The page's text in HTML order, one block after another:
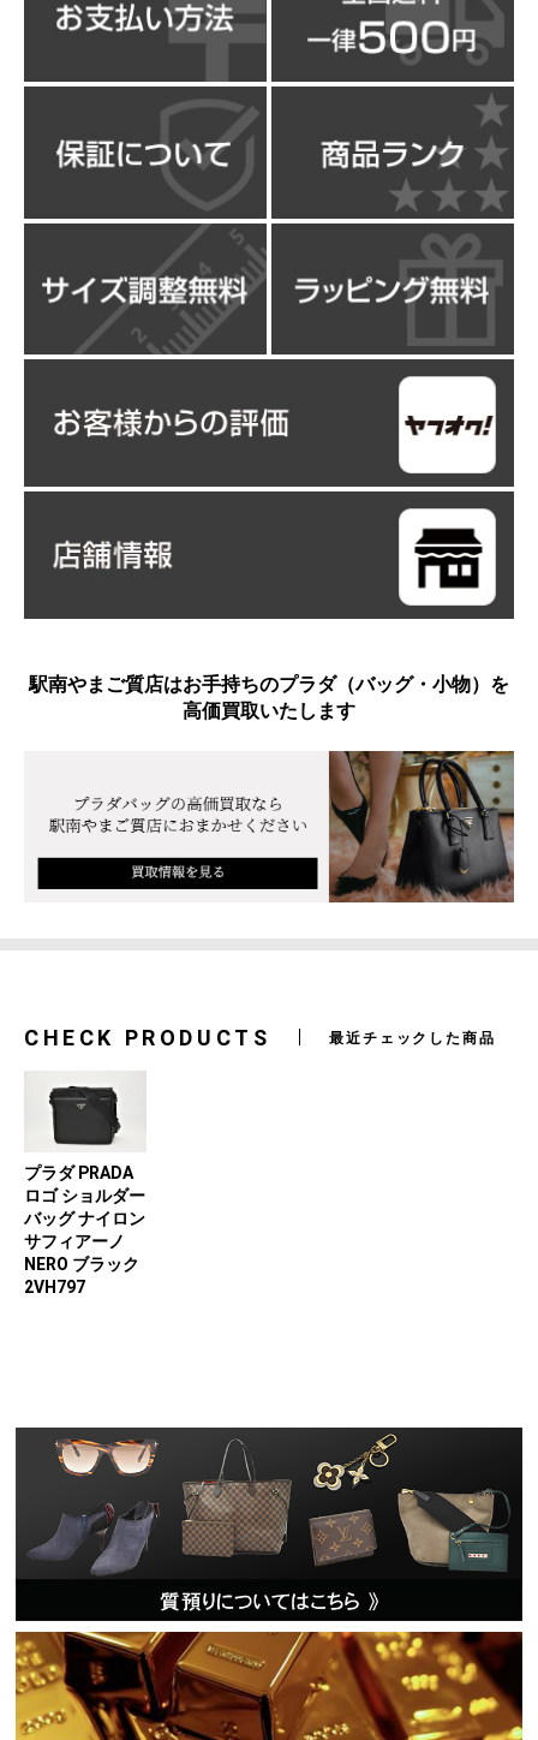
駅南やまご質店はお手持ちのプラダ（バッグ・小物）を
高価買取いたします
CHECK PRODUCTS 最近チェックした商品
プラダ PRADA
ロゴ ショルダー
バッグ ナイロン
サフィアーノ
NERO ブラック
2VH797